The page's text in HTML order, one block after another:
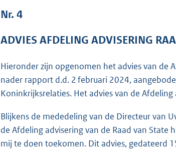
t
8
K
b
Nr. 4
ADVIES AFDELING ADVISERING
Hieronder zijn opgenomen het advies van de
nader rapport d.d. 2 februari 2024,
Koninkrijksrelaties. Het advies van de
Blijkens de mededeling van de Directeur van
de Afdeling advisering van de Raad van State
mij te doen toekomen. Dit advies, gedateerd